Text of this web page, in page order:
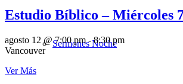
Sermones Noche
Estudio Bíblico – Miércoles
agosto 12 @ 7:00 pm-8:30 pm
Vancouver
Ver Más